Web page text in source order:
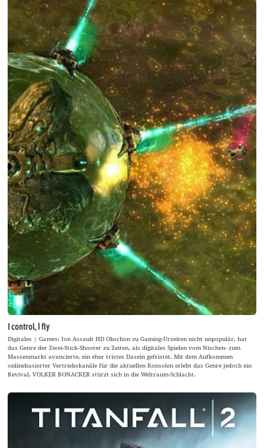
I control, I fly
Digitales | Games: Ion Assault HD Obschon zu Gaming-Urzeiten nicht unpopulär, hat
das Genre der Zwei-Stick-Shooter zu Zeiten, als digitales Spielen vom Nischen- zum
Massenmarkt avancierte, ein eher tristes Dasein gefristet. Mit dem Aufkommen
onlinebasierter Vertriebskanäle für die aktuellen Konsolen erlebt das Genre jedoch ein
Revival. VOLKER BONACKER stürzt sich in die Weltraum-Schlacht.